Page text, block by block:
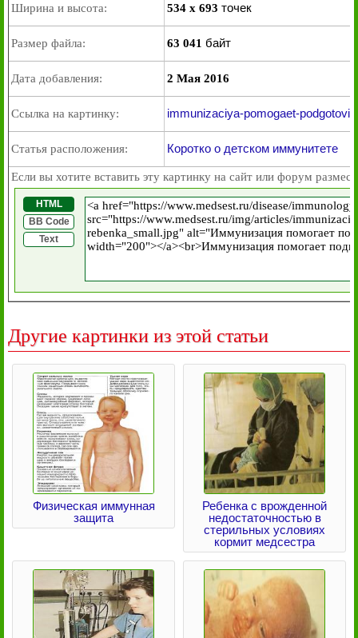
Ширина и высота: 534 x 693 точек
Размер файла: 63 041 байт
Дата добавления: 2 Мая 2016
Ссылка на картинку: immunizaciya-pomogaet-
Статья расположения: Коротко о детском иммунитете
Если вы хотите вставить эту картинку на сайт или форум
HTML
BB Code
Text
Другие картинки из этой статьи
Физическая иммунная
защита
Ребенка с врожденной
недостаточностью в
стерильных условиях
кормит медсестра